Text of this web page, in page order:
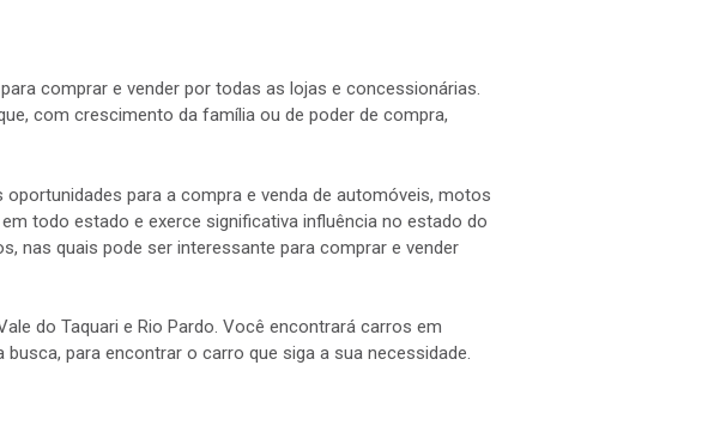
comprar e vender por todas as lojas e concessionárias.
com crescimento da família ou de poder de compra,
para a compra e venda de automóveis, motos
todo estado e exerce significativa influência no estado do
nas quais pode ser interessante para comprar e vender
do Taquari e Rio Pardo. Você encontrará carros em
para encontrar o carro que siga a sua necessidade.